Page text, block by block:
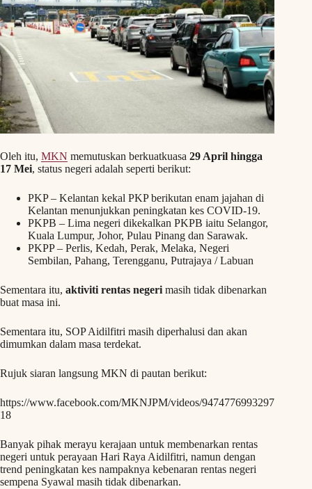
Oleh itu, MKN memutuskan berkuatkuasa 29 April hingga
17 Mei, status negeri adalah seperti berikut:
PKP – Kelantan kekal PKP berikutan enam jajahan di
Kelantan menunjukkan peningkatan kes COVID-19.
PKPB – Lima negeri dikekalkan PKPB iaitu Selangor,
Kuala Lumpur, Johor, Pulau Pinang dan Sarawak.
PKPP – Perlis, Kedah, Perak, Melaka, Negeri
Sembilan, Pahang, Terengganu, Putrajaya / Labuan
Sementara itu, aktiviti rentas negeri masih tidak dibenarkan
buat masa ini.
Sementara itu, SOP Aidilfitri masih diperhalusi dan akan
dimumkan dalam masa terdekat.
Rujuk siaran langsung MKN di pautan berikut:
https://www.facebook.com/MKNJPM/videos/9474776993297
18
Banyak pihak merayu kerajaan untuk membenarkan rentas
negeri untuk perayaan Hari Raya Aidilfitri, namun dengan
trend peningkatan kes nampaknya kebenaran rentas negeri
sempena Syawal masih tidak dibenarkan.